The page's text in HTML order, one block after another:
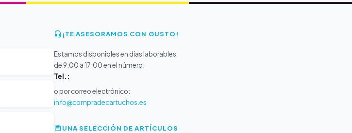
¡TE ASESORAMOS CON GUSTO!
Estamos disponibles en días laborables
de 9:00 a 17:00 en el número:
Tel.:
o por correo electrónico:
info@compradecartuchos.es
UNA SELECCIÓN DE ARTÍCULOS